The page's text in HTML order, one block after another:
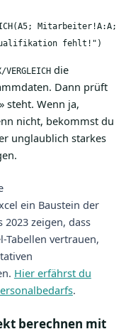
Mitarbeiter!A:A;
fehlt!")
VERGLEICH die
Dann prüft
steht. Wenn ja,
nicht, bekommst du
unglaublich starkes
ein Baustein der
zeigen, dass
Tabellen vertrauen,
Hier erfährst du
.
berechnen mit